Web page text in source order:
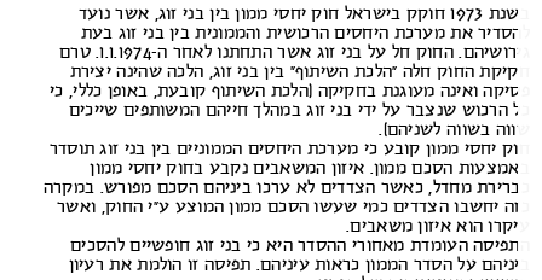
בשנת 1973 חוקק בישראל חוק יחסי ממון בין בני זוג, אשר נועד
את מערכת היחסים הרכושית והממונית בין בני זוג בעת
גירושיהם. החוק חל על בני זוג אשר התחתנו לאחר ה-1.1.1974. טרם
החוק חלה “הלכת השיתוף” בין בני זוג, הלכה שהינה יצירת
ואינה מעוגנת בחקיקה (הלכת השיתוף קובעת, באופן כללי, כי
הרכוש שנצבר על ידי בני זוג במהלך חייהם המשותפים שייכים
בשווה לשניהם).
יחסי ממון קובע כי מערכת היחסים הממוניים בין בני זוג תוסדר
הסכם ממון. איזון המשאבים נקבע בחוק יחסי ממון
מחדל, כאשר הצדדים לא ערכו ביניהם הסכם מפורש. במקרה
יחשבו הצדדים כמי שעשו הסכם ממון המוצע ע”י החוק, ואשר
הוא איזון משאבים.
העומדת מאחורי ההסדר היא כי בני זוג חופשיים להסכים
על הסדר הממון כראות עיניהם. תפיסה זו הולמת את רעיון